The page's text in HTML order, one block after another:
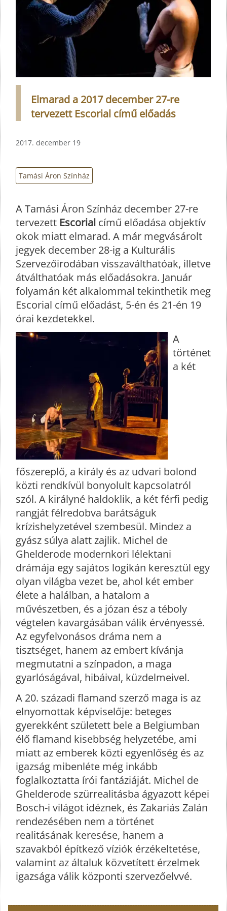
Elmarad a 2017 december 27-re
tervezett Escorial című előadás
2017. december 19
Tamási Áron Színház
A Tamási Áron Színház december 27-re
tervezett Escorial című előadása objektív
okok miatt elmarad. A már megvásárolt
jegyek december 28-ig a Kulturális
Szervezőirodában visszaválthatóak, illetve
átválthatóak más előadásokra. Január
folyamán két alkalommal tekinthetik meg
Escorial című előadást, 5-én és 21-én 19
órai kezdetekkel.
A
történet
a két
főszereplő, a király és az udvari bolond
közti rendkívül bonyolult kapcsolatról
szól. A királyné haldoklik, a két férfi pedig
rangját félredobva barátságuk
krízishelyzetével szembesül. Mindez a
gyász súlya alatt zajlik. Michel de
Ghelderode modernkori lélektani
drámája egy sajátos logikán keresztül egy
olyan világba vezet be, ahol két ember
élete a halálban, a hatalom a
művészetben, és a józan ész a téboly
végtelen kavargásában válik érvényessé.
Az egyfelvonásos dráma nem a
tisztséget, hanem az embert kívánja
megmutatni a színpadon, a maga
gyarlóságával, hibáival, küzdelmeivel.
A 20. századi flamand szerző maga is az
elnyomottak képviselője: beteges
gyerekként született bele a Belgiumban
élő flamand kisebbség helyzetébe, ami
miatt az emberek közti egyenlőség és az
igazság mibenléte még inkább
foglalkoztatta írói fantáziáját. Michel de
Ghelderode szürrealitásba ágyazott képei
Bosch-i világot idéznek, és Zakariás Zalán
rendezésében nem a történet
realitásának keresése, hanem a
szavakból építkező víziók érzékeltetése,
valamint az általuk közvetített érzelmek
igazsága válik központi szervezőelvvé.